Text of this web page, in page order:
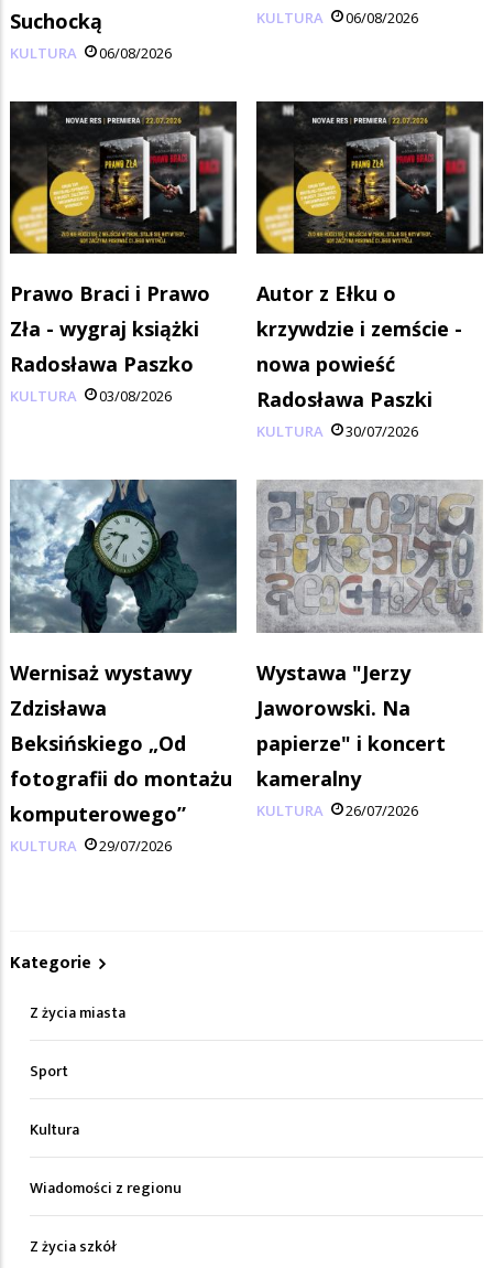
Suchocką
KULTURA 06/08/2026
KULTURA 06/08/2026
Prawo Braci i Prawo
Zła - wygraj książki
Radosława Paszko
KULTURA 03/08/2026
Autor z Ełku o
krzywdzie i zemście -
nowa powieść
Radosława Paszki
KULTURA 30/07/2026
Wernisaż wystawy
Zdzisława
Beksińskiego „Od
fotografii do montażu
komputerowego”
KULTURA 29/07/2026
Wystawa "Jerzy
Jaworowski. Na
papierze" i koncert
kameralny
KULTURA 26/07/2026
Kategorie
Z życia miasta
Sport
Kultura
Wiadomości z regionu
Z życia szkół